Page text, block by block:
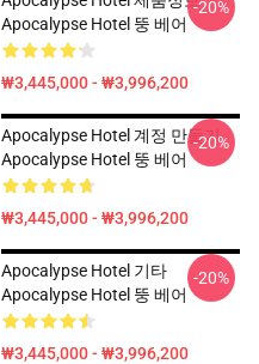
Apocalypse Hotel 뚱 베어
₩3,445,000 - ₩3,996,200
-20%
Apocalypse Hotel 계정 만들기
Apocalypse Hotel 뚱 베어
₩3,445,000 - ₩3,996,200
-20%
Apocalypse Hotel 기타
Apocalypse Hotel 뚱 베어
₩3,445,000 - ₩3,996,200
-20%